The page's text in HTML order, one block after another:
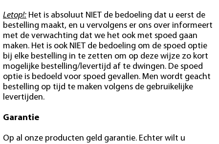
Letop!: Het is absoluut NIET de bedoeling dat u eerst de
bestelling maakt, en u vervolgens er ons over informeert
met de verwachting dat we het ook met spoed gaan
maken. Het is ook NIET de bedoeling om de spoed optie
bij elke bestelling in te zetten om op deze wijze zo kort
mogelijke bestelling/levertijd af te dwingen. De spoed
optie is bedoeld voor spoed gevallen. Men wordt geacht
bestelling op tijd te maken volgens de gebruikelijke
levertijden.
Garantie
Op al onze producten geld garantie. Echter wilt u